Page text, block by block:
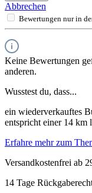
Abbrechen
Bewertungen nur in
Keine Bewertungen
anderen.
Wusstest du, dass...
ein wiederverkauftes
entspricht einer 14 km
Erfahre mehr zum
Versandkostenfrei ab
14 Tage